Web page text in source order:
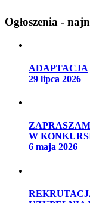
Ogłoszenia -
ADAPTACJA
29 lipca 2026
W
6 maja 2026